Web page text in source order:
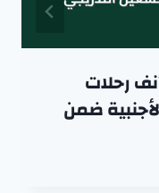
رحلات
ضمن